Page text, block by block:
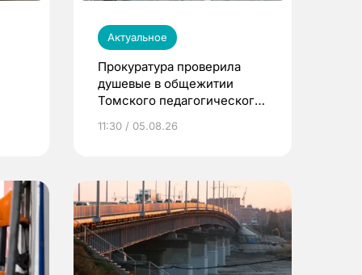
Актуальное
Прокуратура проверила
душевые в общежитии
Томского педагогического
11:30 / 05.08.26